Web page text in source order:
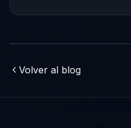
Volver al blog